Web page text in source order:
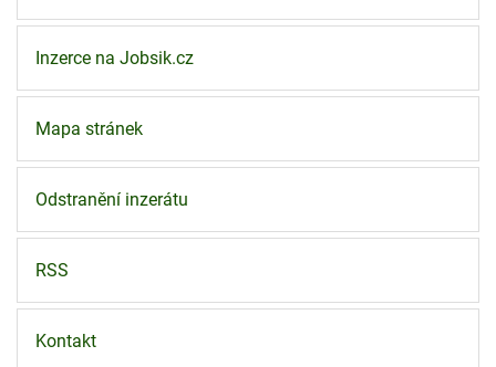
Inzerce na Jobsik.cz
Mapa stránek
Odstranění inzerátu
RSS
Kontakt